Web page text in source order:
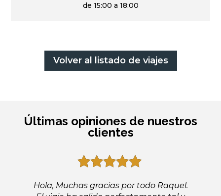
de 15:00 a 18:00
Volver al listado de viajes
Últimas opiniones de nuestros
clientes
out of 5
Hola, Muchas gracias por todo Raquel.